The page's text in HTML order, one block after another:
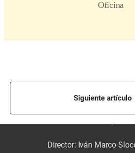
Siguiente artículo
Director: Iván Marco